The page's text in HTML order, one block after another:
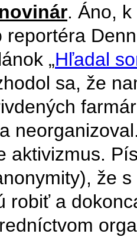
. Áno,
reportéra
„Hľadal
sa, že
aktivizmus.
že
robiť a